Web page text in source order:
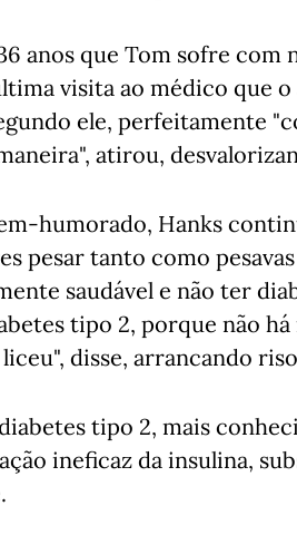
anos que Tom sofre
visita ao médico que
ele, perfeitamente
atirou,
humorado, Hanks
pesar tanto como
saudável e não ter
tipo 2, porque não
disse, arrancando
tipo 2, mais
ineficaz da insulina,